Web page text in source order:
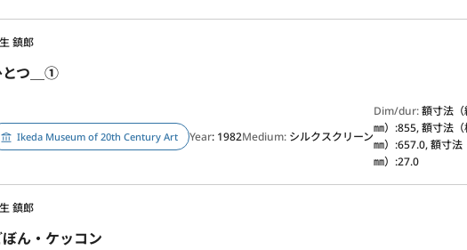
とつ＿①
鎮郎
Ikeda Museum of 20th Century Art Year: 1982Medium: シルクスクリーン
Dim/dur:額寸法（
㎜）:855, 額寸法（
㎜）:657.0, 額寸法
㎜）:27.0
ぼん・ケッコン
鎮郎